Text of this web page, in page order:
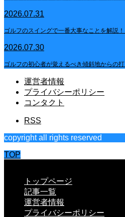
2026.07.31
ゴルフのスイングで一番大事なことを解説
2026.07.30
ゴルフの初心者が覚えるべき傾斜地からの
運営者情報
プライバシーポリシー
コンタクト
RSS
copyright all rights reserved
TOP
トップページ
記事一覧
運営者情報
プライバシーポリシー